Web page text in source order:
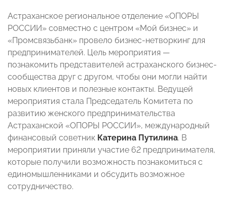
Астраханское региональное отделение «ОПОРЫ
РОССИИ» совместно с центром «Мой бизнес» и
«Промсвязьбанк» провело бизнес-нетворкинг для
предпринимателей. Цель мероприятия —
познакомить представителей астраханского бизнес-
сообщества друг с другом, чтобы они могли найти
новых клиентов и полезные контакты. Ведущей
мероприятия стала Председатель Комитета по
развитию женского предпринимательства
Астраханской «ОПОРЫ РОССИИ», международный
финансовый советник Катерина Путилина. В
мероприятии приняли участие 62 предпринимателя,
которые получили возможность познакомиться с
единомышленниками и обсудить возможное
сотрудничество.